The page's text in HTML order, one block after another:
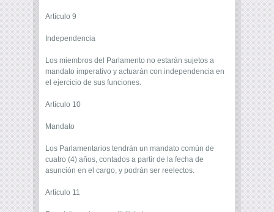
Artículo 9
Independencia
Los miembros del Parlamento no estarán sujetos a
mandato imperativo y actuarán con independencia en
el ejercicio de sus funciones.
Artículo 10
Mandato
Los Parlamentarios tendrán un mandato común de
cuatro (4) años, contados a partir de la fecha de
asunción en el cargo, y podrán ser reelectos.
Artículo 11